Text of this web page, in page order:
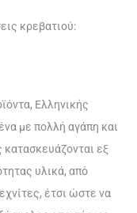
κρεβατιού:
Ελληνικής
με πολλή αγάπη και
εξ
υλικά, από
έτσι ώστε να